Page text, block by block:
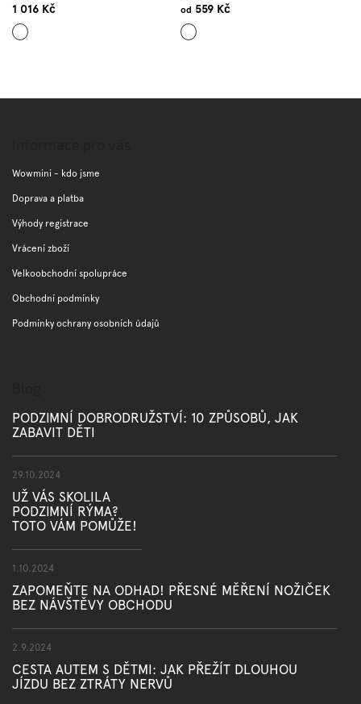
1 016 Kč
Šedá
od 559 Kč
Tmavě
modrá
Wowmini - kdo jsme
Doprava a platba
Výhody registrace
Vrácení zboží
Velkoobchodní spolupráce
Obchodní podmínky
Podmínky ochrany osobních údajů
PODZIMNÍ DOBRODRUŽSTVÍ: 10 ZPŮSOBŮ, JAK
ZABAVIT DĚTI
29.10.2024
UŽ VÁS SKOLILA
PODZIMNÍ RÝMA?
TOTO VÁM POMŮŽE!
1.10.2024
ZAPOMEŇTE NA ODHAD! PŘESNÉ MĚŘENÍ NOŽIČEK
BEZ NÁVŠTĚVY OBCHODU
2.9.2024
CESTA AUTEM S DĚTMI: JAK PŘEŽÍT DLOUHOU
JÍZDU BEZ ZTRÁTY NERVŮ